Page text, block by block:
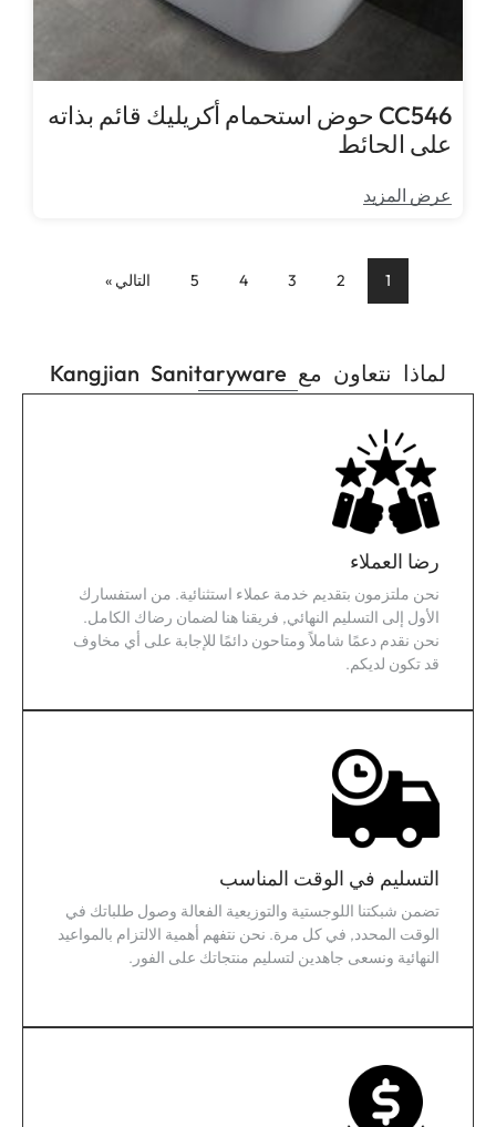
CC546 حوض استحمام أكريليك قائم بذاته
على الحائط
عرض المزيد
1
2
3
4
5 التالي »
لماذا نتعاون مع Kangjian Sanitaryware
رضا العملاء
نحن ملتزمون بتقديم خدمة عملاء استثنائية. من استفسارك
الأول إلى التسليم النهائي, فريقنا هنا لضمان رضاك ​​الكامل.
نحن نقدم دعمًا شاملاً ومتاحون دائمًا للإجابة على أي مخاوف
قد تكون لديكم.
التسليم في الوقت المناسب
تضمن شبكتنا اللوجستية والتوزيعية الفعالة وصول طلباتك في
الوقت المحدد, في كل مرة. نحن نتفهم أهمية الالتزام بالمواعيد
النهائية ونسعى جاهدين لتسليم منتجاتك على الفور.